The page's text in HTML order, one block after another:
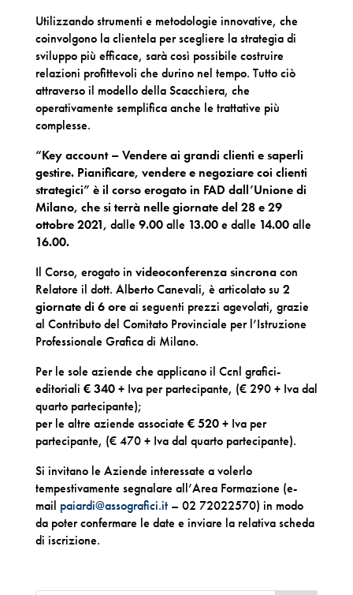
Utilizzando strumenti e metodologie innovative, che
coinvolgono la clientela per scegliere la strategia di
sviluppo più efficace, sarà così possibile costruire
relazioni profittevoli che durino nel tempo. Tutto ciò
attraverso il modello della Scacchiera, che
operativamente semplifica anche le trattative più
complesse.
“Key account – Vendere ai grandi clienti e saperli
gestire. Pianificare, vendere e negoziare coi clienti
strategici” è il corso erogato in FAD dall’Unione di
Milano, che si terrà nelle giornate del 28 e 29
ottobre 2021, dalle 9.00alle 13.00e dalle 14.00alle
16.00.
Il Corso, erogato in videoconferenza sincronacon
Relatore il dott. Alberto Canevali, è articolato su 2
giornate di 6 oreai seguenti prezzi agevolati, grazie
al Contributo del Comitato Provinciale per l’Istruzione
Professionale Grafica di Milano.
Per le sole aziende che applicano il Ccnl grafici-
editoriali € 340+ Iva per partecipante, (€ 290 + Iva dal
quarto partecipante);
per le altre aziende associate € 520+ Iva per
partecipante, (€ 470 + Iva dal quarto partecipante).
Si invitano le Aziende interessate a volerlo
tempestivamente segnalare all’Area Formazione (e-
mail paiardi@assografici.it– 02 72022570) in modo
da poter confermare le date e inviare la relativa scheda
di iscrizione.